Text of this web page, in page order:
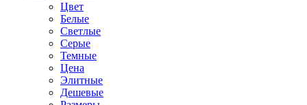
Цвет
Белые
Светлые
Серые
Темные
Цена
Элитные
Дешевые